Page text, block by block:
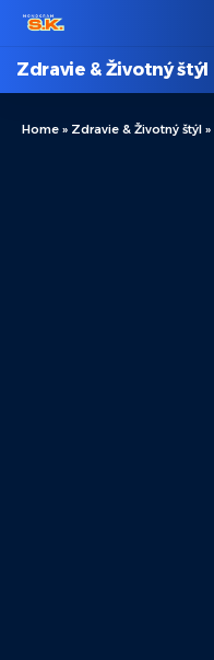
Zdravie & Životný štýl
Home » Zdravie & Životný štýl »